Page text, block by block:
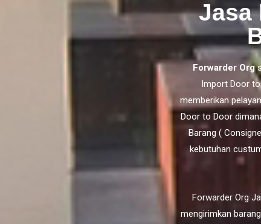
Jasa
Forwarder Org
Import Door
memberikan
Door to Door
Barang (
kebutuhan
Forwarder Org
mengirimkan